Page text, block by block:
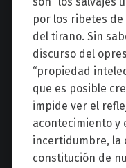
por los ribetes
del tirano. Sin
discurso del
“propiedad
que es posible
impide ver el
acontecimiento y
incertidumbre, la
constitución de